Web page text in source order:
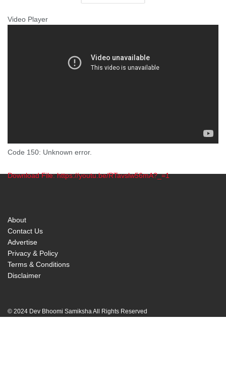
Video Player
Code 150: Unknown error.
Download File: https://youtu.be/RTavslw56mA?_=1
About
Contact Us
Advertise
Privacy & Policy
Terms & Conditions
Disclaimer
© 2024 Dev Bhoomi Samiksha All Rights Reserved